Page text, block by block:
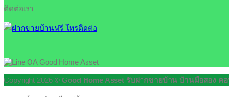
ติดต่อเรา
Copyright 2026 © Good Home Asset รับฝากขายบ้าน บ้านมือสอง ค